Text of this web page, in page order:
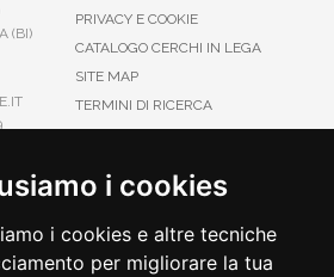
i cookies
i cookies e altre tecniche
per migliorare la tua
(BI)
PRIVACY E COOKIE
CATALOGO CERCHI IN LEGA
SITE MAP
TERMINI DI RICERCA
BONIFICO
CARTA DI CREDITO